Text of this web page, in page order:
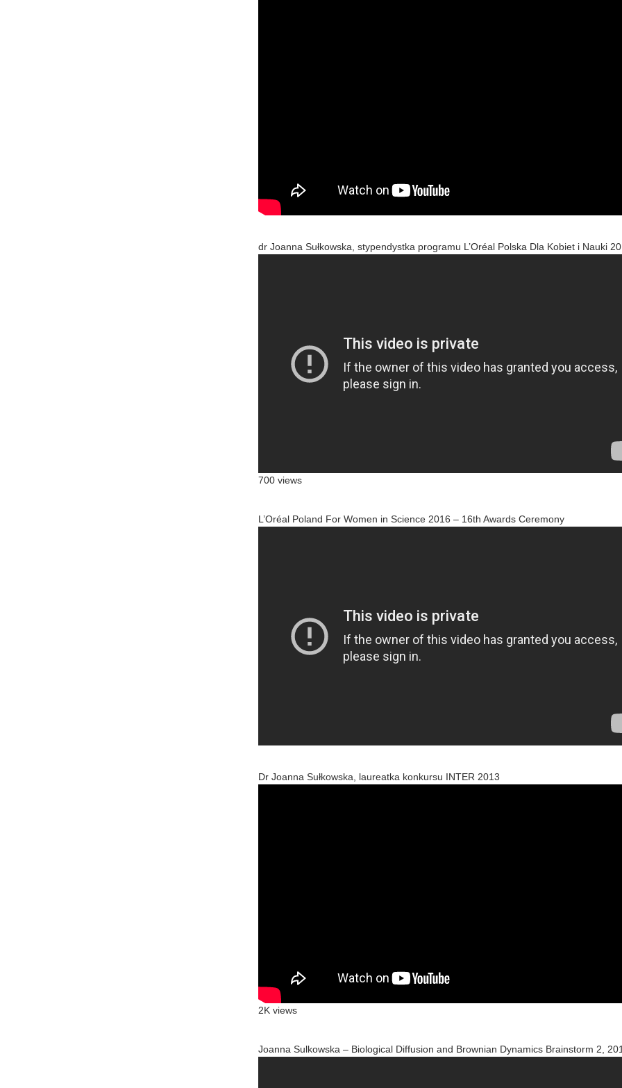
dr Joanna Sułkowska, stypendystka programu L’Oréal Polska Dla Kobiet i Nauki
700 views
L’Oréal Poland For Women in Science 2016 – 16th Awards Ceremony
Dr Joanna Sułkowska, laureatka konkursu INTER 2013
2K views
Joanna Sulkowska – Biological Diffusion and Brownian Dynamics Brainstorm 2,